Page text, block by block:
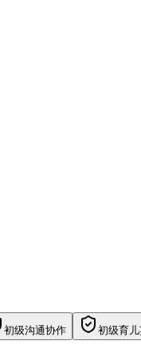
初级沟通协作 初级育